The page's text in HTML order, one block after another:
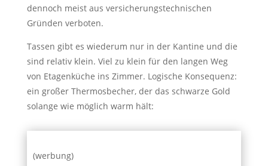
dennoch meist aus versicherungstechnischen
Gründen verboten.
Tassen gibt es wiederum nur in der Kantine und die
sind relativ klein. Viel zu klein für den langen Weg
von Etagenküche ins Zimmer. Logische Konsequenz:
ein großer Thermosbecher, der das schwarze Gold
solange wie möglich warm hält:
(werbung)